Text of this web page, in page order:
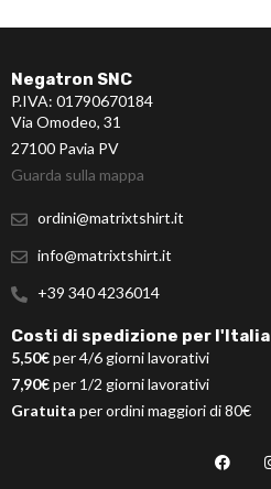
Negatron SNC
P.IVA: 01790670184
Via Omodeo, 31
27100 Pavia PV
Guarda sulla mappa
ordini@matrixtshirt.it
info@matrixtshirt.it
+39 340 4236014
Costi di spedizione per l'Italia
5,50€per 4/6 giorni lavorativi
7,90€per 1/2 giorni lavorativi
Gratuita per ordini maggiori di 80€